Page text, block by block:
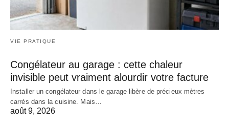
VIE PRATIQUE
Congélateur au garage : cette chaleur
invisible peut vraiment alourdir votre facture
Installer un congélateur dans le garage libère de précieux mètres
carrés dans la cuisine. Mais…
août 9, 2026